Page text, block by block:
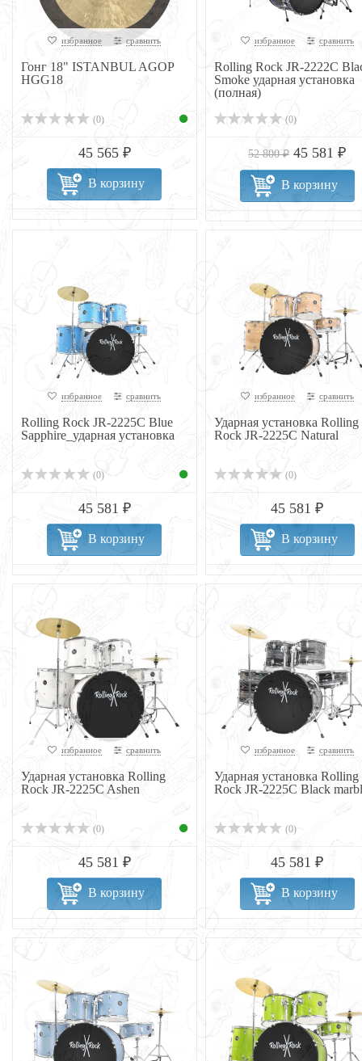
избранное сравнить
Гонг 18" ISTANBUL AGOP
HGG18
(0)
45 565 ₽
В корзину
избранное сравнить
Rolling Rock JR-2222C
Smoke ударная установка
(полная)
(0)
52 800 ₽ 45 581 ₽
В корзину
избранное сравнить
Rolling Rock JR-2225C Blue
Sapphire_ударная установка
(0)
45 581 ₽
В корзину
избранное сравнить
Ударная установка Rolling
Rock JR-2225C Natural
(0)
45 581 ₽
В корзину
избранное сравнить
Ударная установка Rolling
Rock JR-2225C Ashen
(0)
45 581 ₽
В корзину
избранное сравнить
Ударная установка Rolling
Rock JR-2225C Black
(0)
45 581 ₽
В корзину